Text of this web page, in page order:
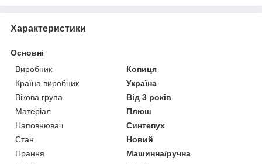
Характеристики
Основні
Виробник
Копиця
Країна виробник
Україна
Вікова група
Від 3 років
Матеріал
Плюш
Наповнювач
Синтепух
Стан
Новий
Прання
Машинна/ручна